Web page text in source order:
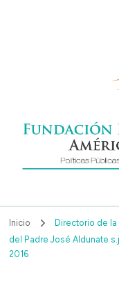
Inicio
Directorio de
del Padre José Aldunate
2016